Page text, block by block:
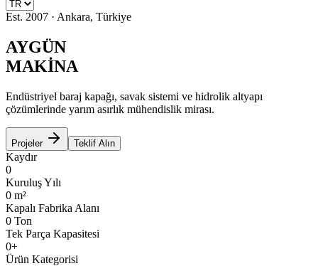
Est. 2007 · Ankara, Türkiye
AYGÜN
MAKİNA
Endüstriyel baraj kapağı, savak sistemi ve hidrolik altyapı
çözümlerinde yarım asırlık mühendislik mirası.
Projeler Teklif Alın
Kaydır
0
Kuruluş Yılı
0 m²
Kapalı Fabrika Alanı
0 Ton
Tek Parça Kapasitesi
0+
Ürün Kategorisi